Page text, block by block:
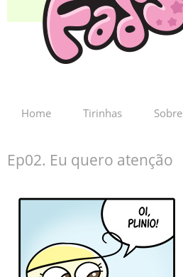
Home Tirinhas Sobre
Ep02. Eu quero atenção